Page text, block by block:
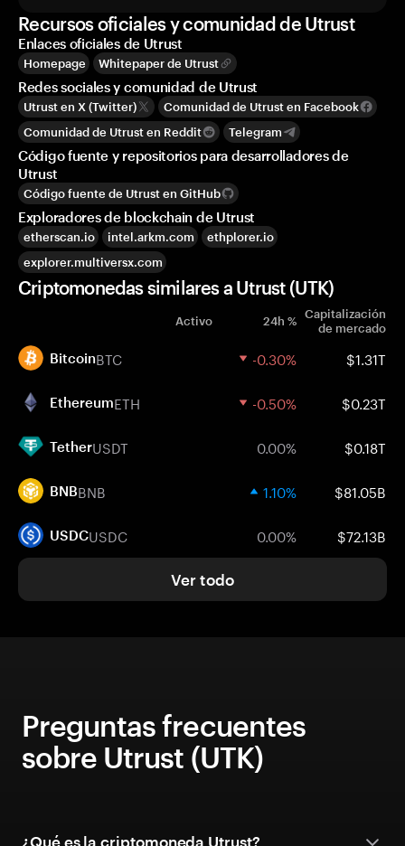
Recursos oficiales y comunidad de Utrust
Enlaces oficiales de Utrust
Homepage Whitepaper de Utrust
Redes sociales y comunidad de Utrust
Utrust en X (Twitter)
Comunidad de Utrust en Facebook
Comunidad de Utrust en Reddit
Telegram
Código fuente y repositorios para desarrolladores de
Utrust
Código fuente de Utrust en GitHub
Exploradores de blockchain de Utrust
etherscan.io intel.arkm.com
ethplorer.io
explorer.multiversx.com
Criptomonedas similares a Utrust (UTK)
Activo 24h % Capitalización
de mercado
BitcoinBTC -0.30% $1.31T
EthereumETH -0.50% $0.23T
TetherUSDT 0.00% $0.18T
BNBBNB 1.10% $81.05B
USDCUSDC 0.00% $72.13B
Ver todo
Preguntas frecuentes
sobre Utrust (UTK)
¿Qué es la criptomoneda Utrust?